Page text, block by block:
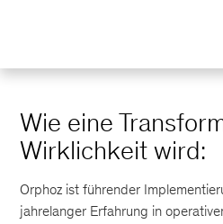
Wie eine
Wirklichkeit wird:
Orphoz ist führender
jahrelanger Erfahrung in